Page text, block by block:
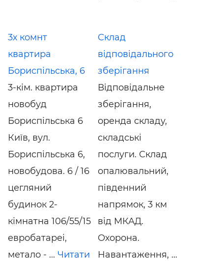
3х комнт
квартира
Бориспільська, 6
3-кім. квартира
новобуд
Бориспільська 6
Київ, вул.
Бориспільська 6,
новобудова. 6 / 16
цегляний
будинок 2-
кімнатна 106/55/15
евробатареі,
метало - ... Читати
Склад
відповідального
зберігання
Відповідальне
зберігання,
оренда складу,
складські
послуги. Склад
опалювальний,
південний
напрямок, 3 км
від МКАД.
Охорона.
Навантаження, ...